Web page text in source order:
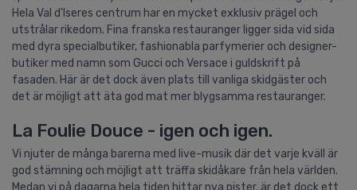
Hela Val d'Iseres centrum har en mycket exklusiv prägel och
utstrålar rikedom. Fina franska restauranger ligger sida vid sida
med dyra specialbutiker, fashionabla parfymerier och designer-
butiker med namn som Gucci och Versace i guldskrift på
fasaden. Här är det dock även plats till vanliga skidgäster och
det är möjligt att äta god mat mer blygsamma restauranger.
La Foulie Douce - igen och igen.
Vi njuter de många barerna med live-musik där det varje kväll är
god stämning och möjligt att träffa skidåkare från hela världen.